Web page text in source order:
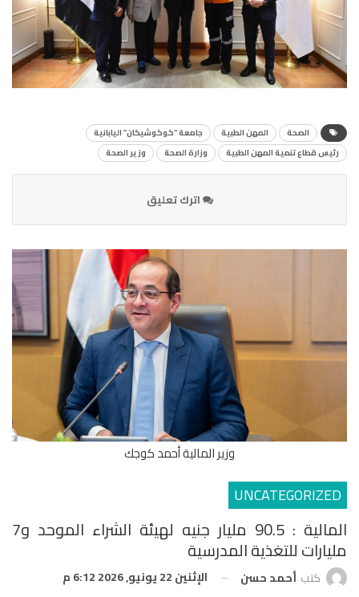
الصحة المهن الطبية
جامعة “كوكوشيكان” اليابانية
رئيس قطاع تنمية المهن الطبية
وزارة الصحة وزير الصحة
اترك تعليق
وزير المالية أحمد كوجك
UNCATEGORIZED
المالية : 90.5 مليار جنيه لهيئة الشراء الموحد و7
مليارات للتغذية المدرسية
كتب أحمد حسن الإثنين 22 يونيو, 2026 6:12 م